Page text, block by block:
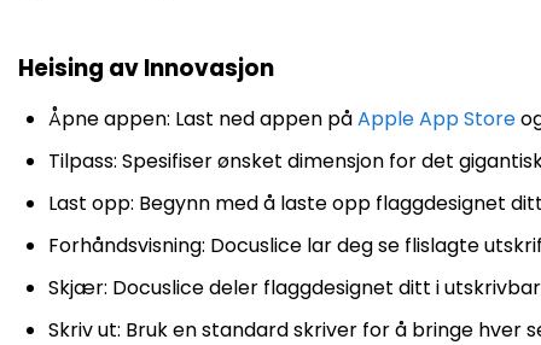
Heising av Innovasjon
Åpne appen: Last ned appen påApple App Store
Tilpass: Spesifiser ønsket dimensjon for det
Last opp: Begynn med å laste opp flaggdesignet
Forhåndsvisning: Docuslice lar deg se flislagte
Skjær: Docuslice deler flaggdesignet ditt i
Skriv ut: Bruk en standard skriver for å bringe hver